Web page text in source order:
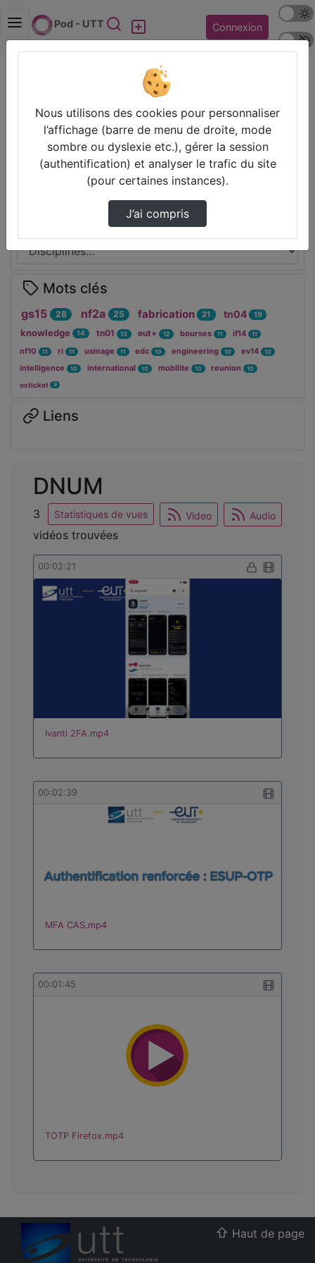
Pod - UTT Rechercher Connexion
Mode
Police
DNUM
Statistiques de vues Video Audio
3
vidéos trouvées
00:02:21
Ivanti 2FA.mp4
00:02:39
MFA CAS.mp4
00:01:45
TOTP Firefox.mp4
Partager
Mots clés
gs15 28 nf2a 25 fabrication 21 tn04 19
knowledge 14 tn01 13 eut+ 12 bourses 11 if14 11
nf10 11 ri 11 usinage 11 edc 10 engineering 10 ev14 10
intelligence 10 international 10 mobilite 10 reunion 10
osticket 9
Liens
Haut de page
Nous utilisons des cookies pour personnaliser
l’affichage (barre de menu de droite, mode
sombre ou dyslexie etc.), gérer la session
(authentification) et analyser le trafic du site
(pour certaines instances).
J’ai compris